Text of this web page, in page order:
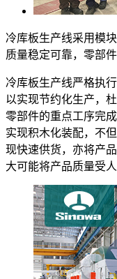
冷库板生产线采用模
质量稳定可靠，零部
冷库板生产线严格执
以实现节约化生产，
零部件的重点工序完
实现积木化装配，不
现快速供货，亦将产
大可能将产品质量受